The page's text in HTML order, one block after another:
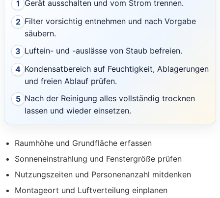
1 Gerät ausschalten und vom Strom trennen.
2 Filter vorsichtig entnehmen und nach Vorgabe
säubern.
3 Luftein- und -auslässe von Staub befreien.
4 Kondensatbereich auf Feuchtigkeit, Ablagerungen
und freien Ablauf prüfen.
5 Nach der Reinigung alles vollständig trocknen
lassen und wieder einsetzen.
Raumhöhe und Grundfläche erfassen
Sonneneinstrahlung und Fenstergröße prüfen
Nutzungszeiten und Personenanzahl mitdenken
Montageort und Luftverteilung einplanen